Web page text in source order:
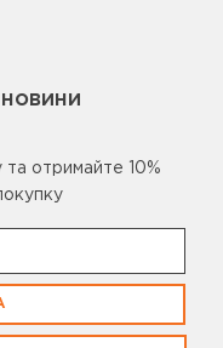
та отримайте 10%